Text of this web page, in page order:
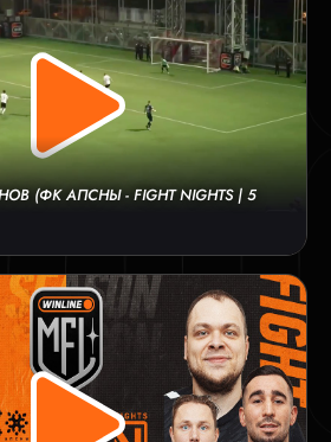
(ФК АПСНЫ - FIGHT NIGHTS | 5